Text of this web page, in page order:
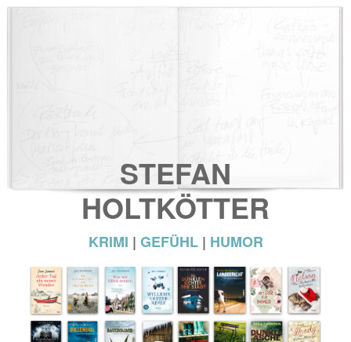
STEFAN
HOLTKÖTTER
KRIMI | GEFÜHL| HUMOR